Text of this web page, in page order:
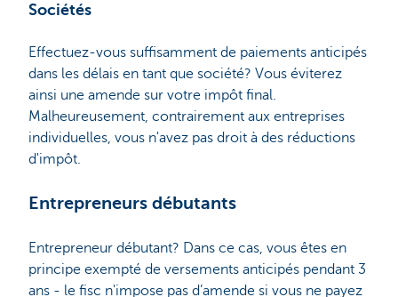
Sociétés
Effectuez-vous suffisamment de paiements anticipés
dans les délais en tant que société? Vous éviterez
ainsi une amende sur votre impôt final.
Malheureusement, contrairement aux entreprises
individuelles, vous n'avez pas droit à des réductions
d'impôt.
Entrepreneurs débutants
Entrepreneur débutant? Dans ce cas, vous êtes en
principe exempté de versements anticipés pendant 3
ans - le fisc n'impose pas d’amende si vous ne payez